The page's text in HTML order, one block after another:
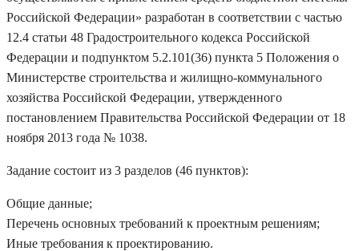
Российской Федерации» разработан в соответствии с частью
12.4 статьи 48 Градостроительного кодекса Российской
Федерации и подпунктом 5.2.101(36) пункта 5 Положения о
Министерстве строительства и жилищно-коммунального
хозяйства Российской Федерации, утвержденного
постановлением Правительства Российской Федерации от 18
ноября 2013 года № 1038.
Задание состоит из 3 разделов (46 пунктов):
Общие данные;
Перечень основных требований к проектным решениям;
Иные требования к проектированию.